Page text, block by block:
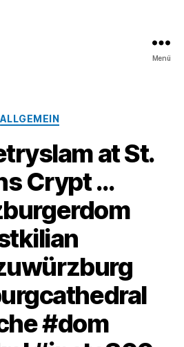
Menü
Kategorien
ALLGEMEIN
at St.
Crypt …
#dom